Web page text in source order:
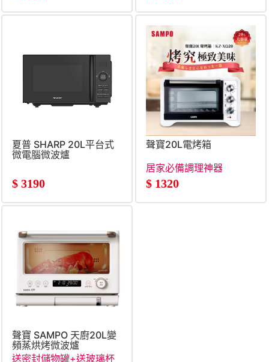
夏普 SHARP 20L平台式
微電腦微波爐
$ 3190
聲寶20L電烤箱
居家必備調理神器
$ 1320
聲寶 SAMPO 天廚20L變
頻蒸烘烤微波爐
送密封儲物罐+送玻璃杯